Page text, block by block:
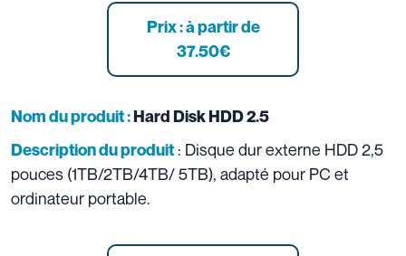
Prix : à partir de
37.50€
Nom du produit :Hard Disk HDD 2.5
Description du produit : Disque dur externe HDD 2,5
pouces (1TB/2TB/4TB/ 5TB), adapté pour PC et
ordinateur portable.